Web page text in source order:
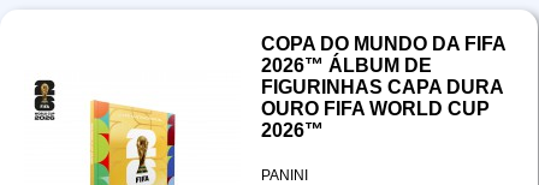
COPA DO MUNDO DA FIFA
2026™ ÁLBUM DE
FIGURINHAS CAPA DURA
OURO FIFA WORLD CUP
2026™
PANINI